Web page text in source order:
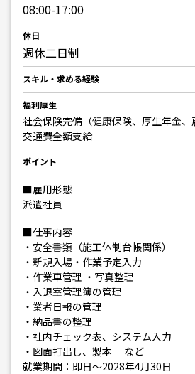
08:00-17:00
休日
週休二日制
スキル・求める経験
福利厚生
社会保険完備（健康保険、厚生年金、
交通費全額支給
ポイント
■雇用形態
派遣社員
■仕事内容
・安全書類（施工体制台帳関係）
・新規入場・作業予定入力
・作業車管理 ・写真整理
・入退室管理簿の管理
・業者日報の管理
・納品書の整理
・社内チェック表、システム入力
・図面打出し、製本 など
就業期間：即日～2028年4月30日